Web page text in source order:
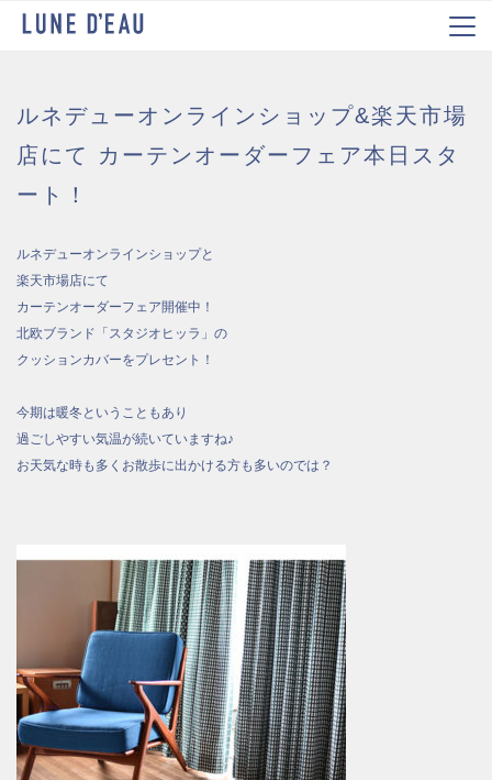
ルネデューオンラインショップ&楽天市場
店にて カーテンオーダーフェア本日スタ
ート！
ルネデューオンラインショップと
楽天市場店にて
カーテンオーダーフェア開催中！
北欧ブランド「スタジオヒッラ」の
クッションカバーをプレセント！
今期は暖冬ということもあり
過ごしやすい気温が続いていますね♪
お天気な時も多くお散歩に出かける方も多いのでは？